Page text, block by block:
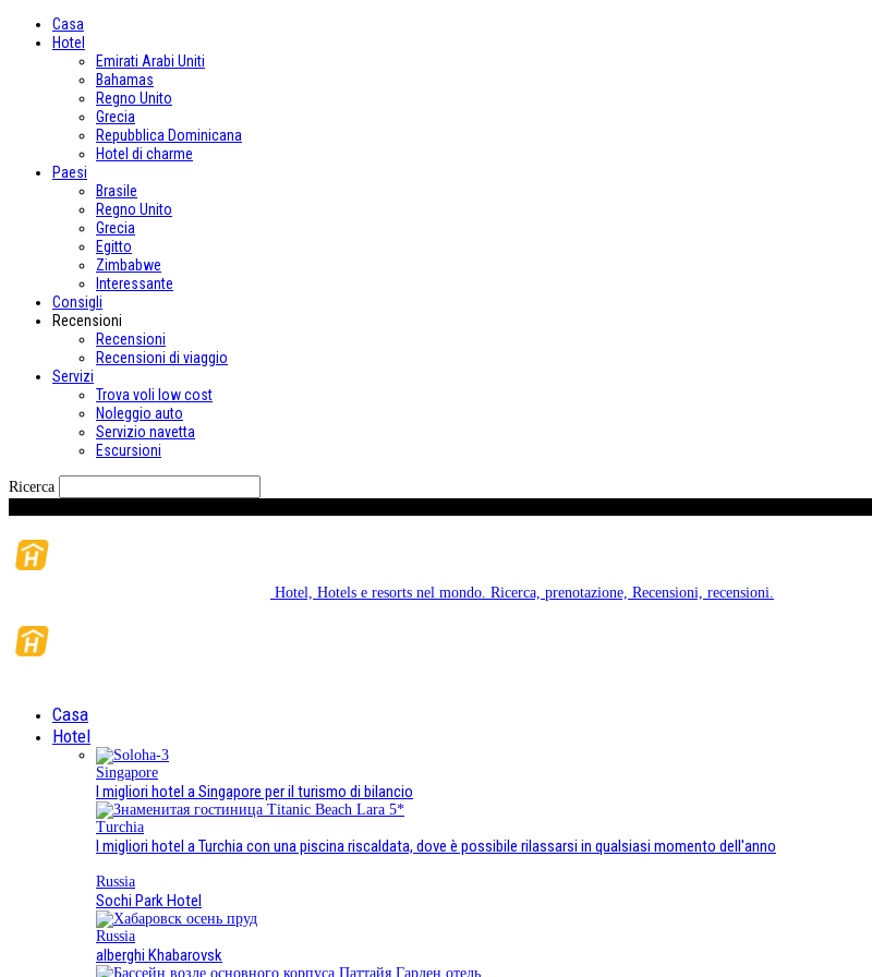
Casa
Hotel
Emirati Arabi Uniti
Bahamas
Regno Unito
Grecia
Repubblica Dominicana
Hotel di charme
Paesi
Brasile
Regno Unito
Grecia
Egitto
Zimbabwe
Interessante
Consigli
Recensioni
Recensioni
Recensioni di viaggio
Servizi
Trova voli low cost
Noleggio auto
Servizio navetta
Escursioni
Ricerca
Hotel, Hotels e resorts nel mondo. Ricerca, prenotazione, Recensioni, recensioni.
Casa
Hotel
Singapore
I migliori hotel a Singapore per il turismo di bilancio
Turchia
I migliori hotel a Turchia con una piscina riscaldata, dove è possibile rilassarsi in qualsiasi momento dell'anno
Russia
Sochi Park Hotel
Russia
alberghi Khabarovsk